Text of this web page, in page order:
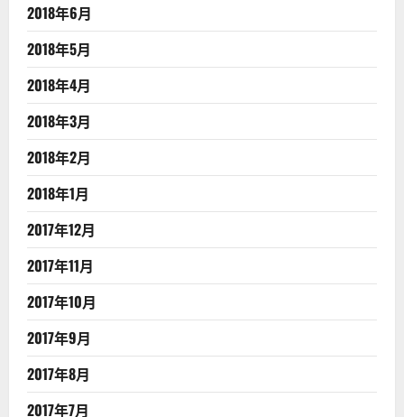
2018年6月
2018年5月
2018年4月
2018年3月
2018年2月
2018年1月
2017年12月
2017年11月
2017年10月
2017年9月
2017年8月
2017年7月